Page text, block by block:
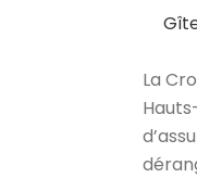
La